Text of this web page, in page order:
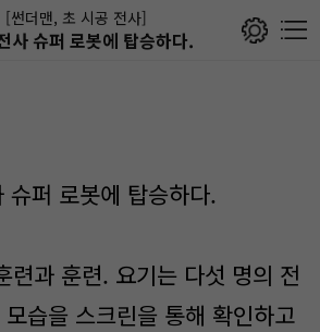
[썬더맨, 초 시공 전사]
사 슈퍼 로봇에 탑승하다.
퍼 로봇에 탑승하다.
련과 훈련. 요기는 다섯 명의 전
습을 스크린을 통해 확인하고